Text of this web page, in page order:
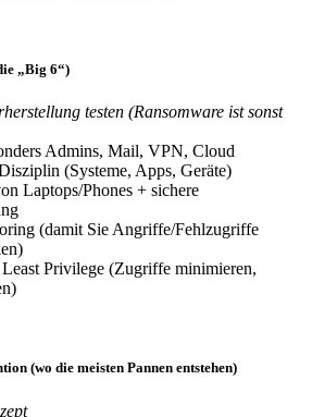
„Big 6“)
testen (Ransomware ist sonst
Admins, Mail, VPN, Cloud
(Systeme, Apps, Geräte)
Laptops/Phones + sichere
(damit Sie Angriffe/Fehlzugriffe
Privilege (Zugriffe minimieren,
(wo die meisten Pannen entstehen)